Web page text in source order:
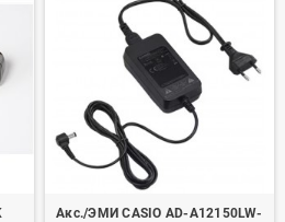
Акс./ЭМИ CASIO AD-A12150LW-